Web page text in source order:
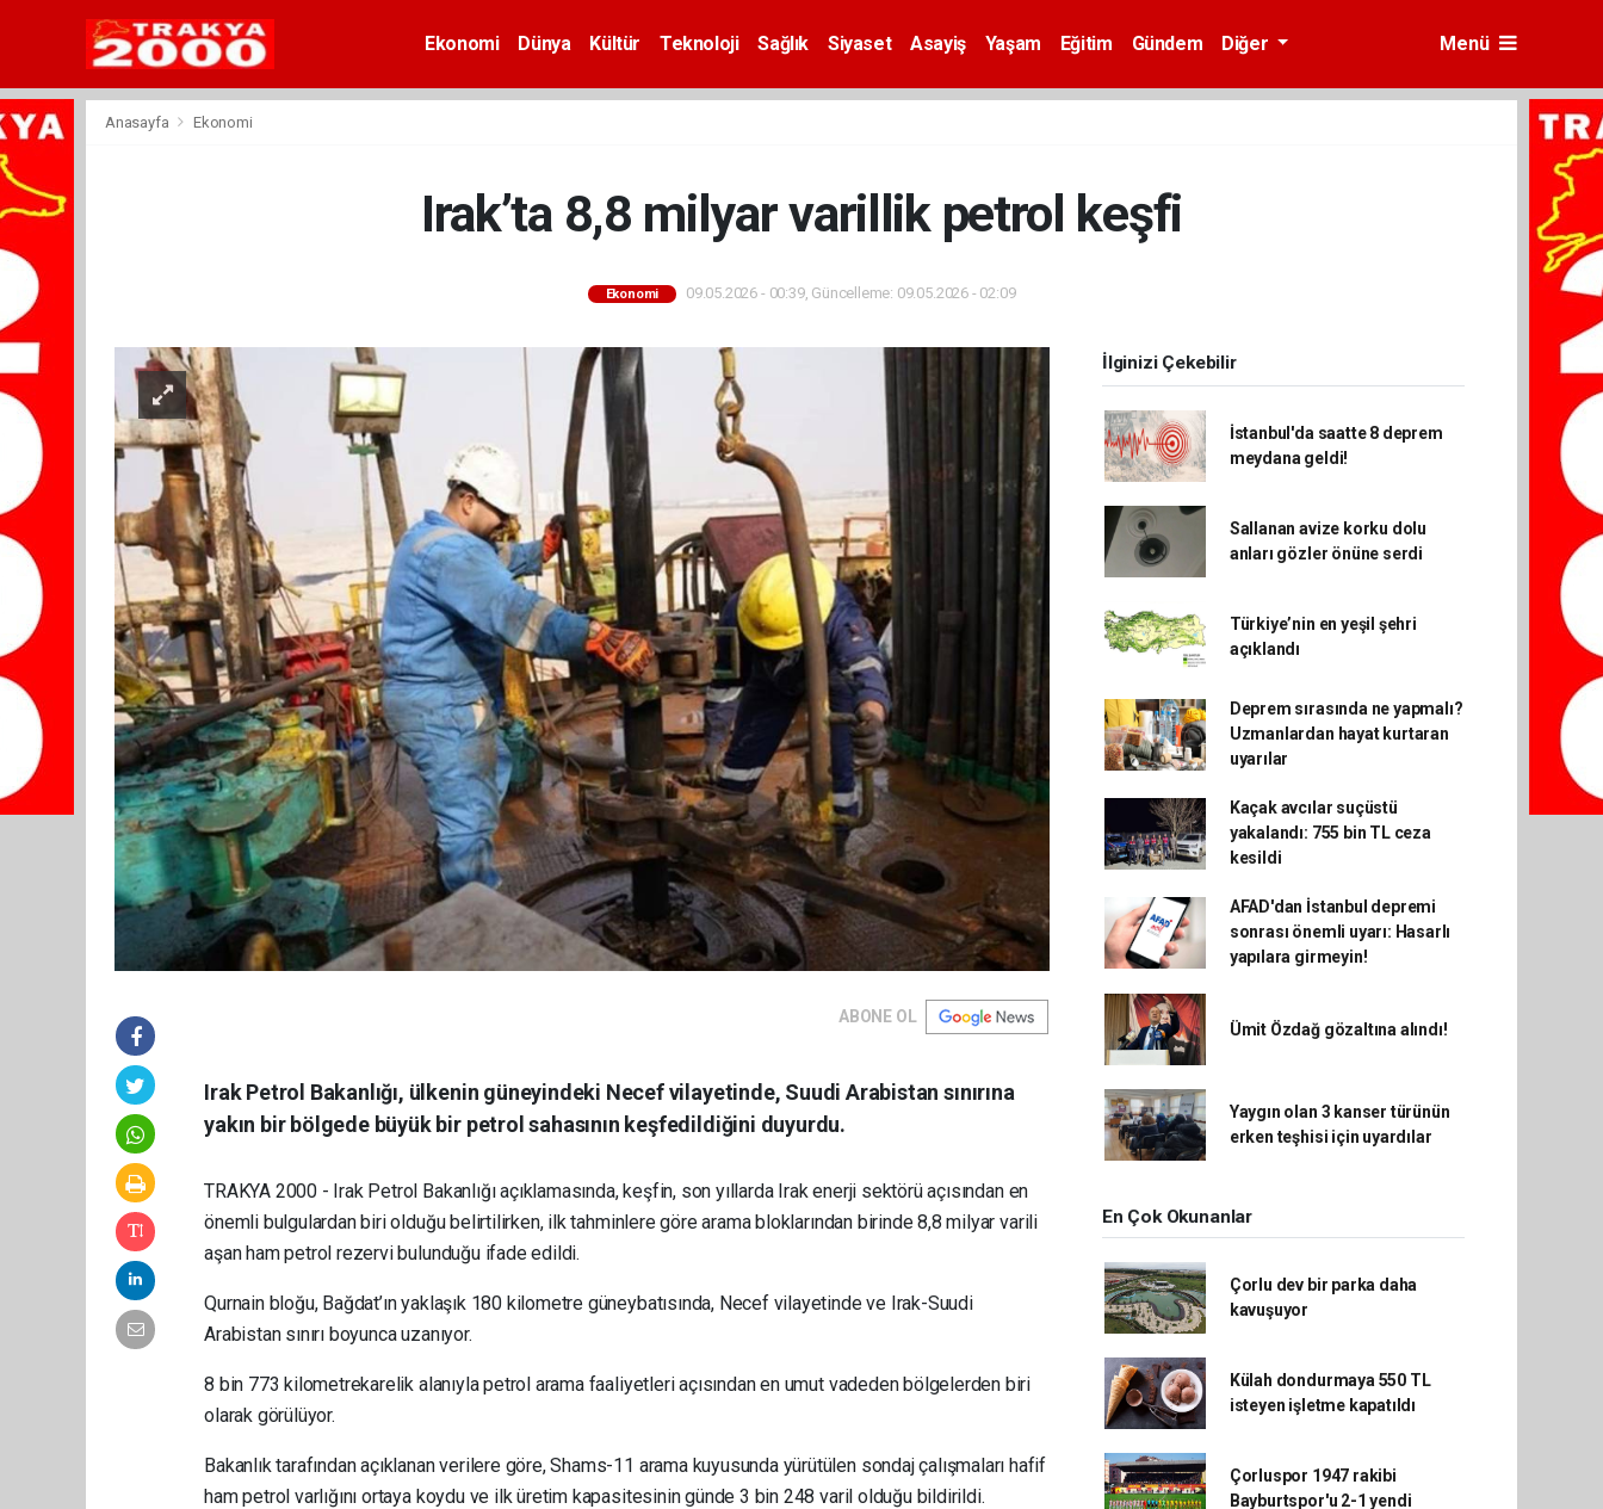
Ekonomi Dünya Kültür Teknoloji Sağlık Siyaset Asayiş Yaşam Eğitim Gündem Diğer Menü
Anasayfa Ekonomi
Irak’ta 8,8 milyar varillik petrol keşfi
Ekonomi 09.05.2026 - 00:39, Güncelleme: 09.05.2026 - 02:09
ABONE OL
Irak Petrol Bakanlığı, ülkenin güneyindeki Necef vilayetinde, Suudi Arabistan sınırına
yakın bir bölgede büyük bir petrol sahasının keşfedildiğini duyurdu.
TRAKYA 2000 - Irak Petrol Bakanlığı açıklamasında, keşfin, son yıllarda Irak enerji sektörü açısından en
önemli bulgulardan biri olduğu belirtilirken, ilk tahminlere göre arama bloklarından birinde 8,8 milyar varili
aşan ham petrol rezervi bulunduğu ifade edildi.
Qurnain bloğu, Bağdat’ın yaklaşık 180 kilometre güneybatısında, Necef vilayetinde ve Irak-Suudi
Arabistan sınırı boyunca uzanıyor.
8 bin 773 kilometrekarelik alanıyla petrol arama faaliyetleri açısından en umut vadeden bölgelerden biri
olarak görülüyor.
Bakanlık tarafından açıklanan verilere göre, Shams-11 arama kuyusunda yürütülen sondaj çalışmaları hafif
ham petrol varlığını ortaya koydu ve ilk üretim kapasitesinin günde 3 bin 248 varil olduğu bildirildi.
İlginizi Çekebilir
İstanbul'da saatte 8 deprem
meydana geldi!
Sallanan avize korku dolu
anları gözler önüne serdi
Türkiye’nin en yeşil şehri
açıklandı
Deprem sırasında ne yapmalı?
Uzmanlardan hayat kurtaran
uyarılar
Kaçak avcılar suçüstü
yakalandı: 755 bin TL ceza
kesildi
AFAD'dan İstanbul depremi
sonrası önemli uyarı: Hasarlı
yapılara girmeyin!
Ümit Özdağ gözaltına alındı!
Yaygın olan 3 kanser türünün
erken teşhisi için uyardılar
En Çok Okunanlar
Çorlu dev bir parka daha
kavuşuyor
Külah dondurmaya 550 TL
isteyen işletme kapatıldı
Çorluspor 1947 rakibi
Bayburtspor'u 2-1 yendi